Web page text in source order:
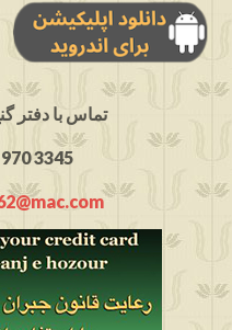
: تماس با دفتر
3345